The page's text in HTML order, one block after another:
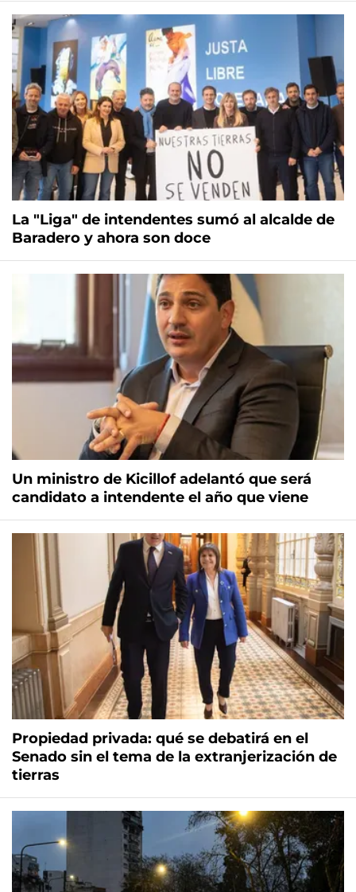
La "Liga" de intendentes sumó al alcalde de
Baradero y ahora son doce
Un ministro de Kicillof adelantó que será
candidato a intendente el año que viene
Propiedad privada: qué se debatirá en el
Senado sin el tema de la extranjerización de
tierras